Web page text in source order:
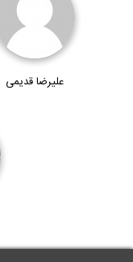
علیرضا قدیمی